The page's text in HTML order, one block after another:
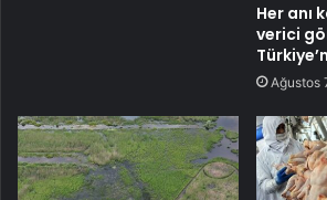
Her anı
verici
Ağustos